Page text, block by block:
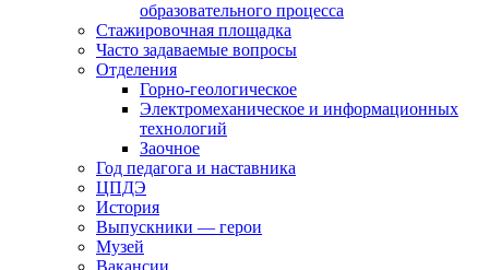
образовательного процесса
Стажировочная площадка
Часто задаваемые вопросы
Отделения
Горно-геологическое
Электромеханическое и информационных
технологий
Заочное
Год педагога и наставника
ЦПДЭ
История
Выпускники — герои
Музей
Вакансии